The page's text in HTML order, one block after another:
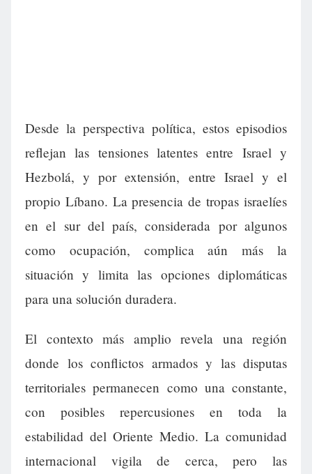
Desde la perspectiva política, estos episodios
reflejan las tensiones latentes entre Israel y
Hezbolá, y por extensión, entre Israel y el
propio Líbano. La presencia de tropas israelíes
en el sur del país, considerada por algunos
como ocupación, complica aún más la
situación y limita las opciones diplomáticas
para una solución duradera.
El contexto más amplio revela una región
donde los conflictos armados y las disputas
territoriales permanecen como una constante,
con posibles repercusiones en toda la
estabilidad del Oriente Medio. La comunidad
internacional vigila de cerca, pero las